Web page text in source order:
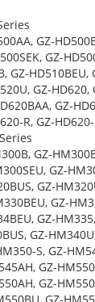
GZ-
GZ-
GZ-HD510BEU,
GZ-
GZ-
R, GZ-
GZ-
GZ-
GZ-
GZ-
GZ-
GZ-
S, GZ-
GZ-
GZ-